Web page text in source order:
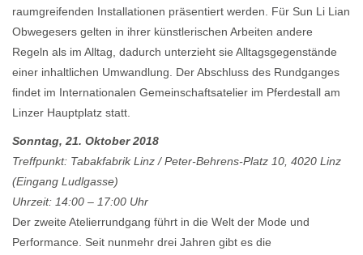
raumgreifenden Installationen präsentiert werden. Für Sun Li Lian
Obwegesers gelten in ihrer künstlerischen Arbeiten andere
Regeln als im Alltag, dadurch unterzieht sie Alltagsgegenstände
einer inhaltlichen Umwandlung. Der Abschluss des Rundganges
findet im Internationalen Gemeinschaftsatelier im Pferdestall am
Linzer Hauptplatz statt.
Sonntag, 21. Oktober 2018
Treffpunkt: Tabakfabrik Linz / Peter-Behrens-Platz 10, 4020 Linz
(Eingang Ludlgasse)
Uhrzeit: 14:00 – 17:00 Uhr
Der zweite Atelierrundgang führt in die Welt der Mode und
Performance. Seit nunmehr drei Jahren gibt es die